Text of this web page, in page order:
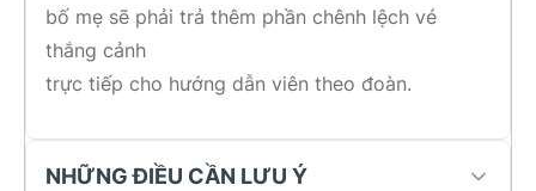
bố mẹ sẽ phải trả thêm phần chênh lệch vé
thắng cảnh
trực tiếp cho hướng dẫn viên theo đoàn.
NHỮNG ĐIỀU CẦN LƯU Ý